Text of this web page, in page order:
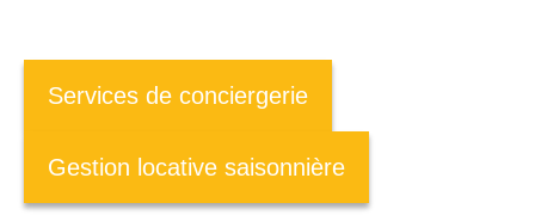
Services de conciergerie
Gestion locative saisonnière